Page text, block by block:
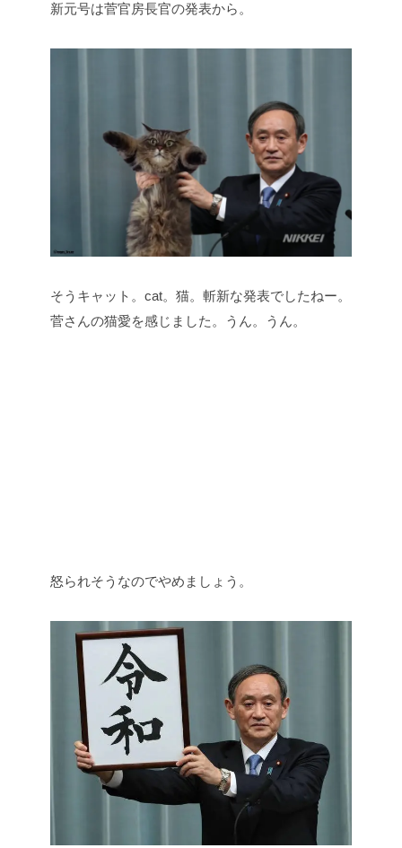
新元号は菅官房長官の発表から。
そうキャット。cat。猫。斬新な発表でしたねー。
菅さんの猫愛を感じました。うん。うん。
怒られそうなのでやめましょう。